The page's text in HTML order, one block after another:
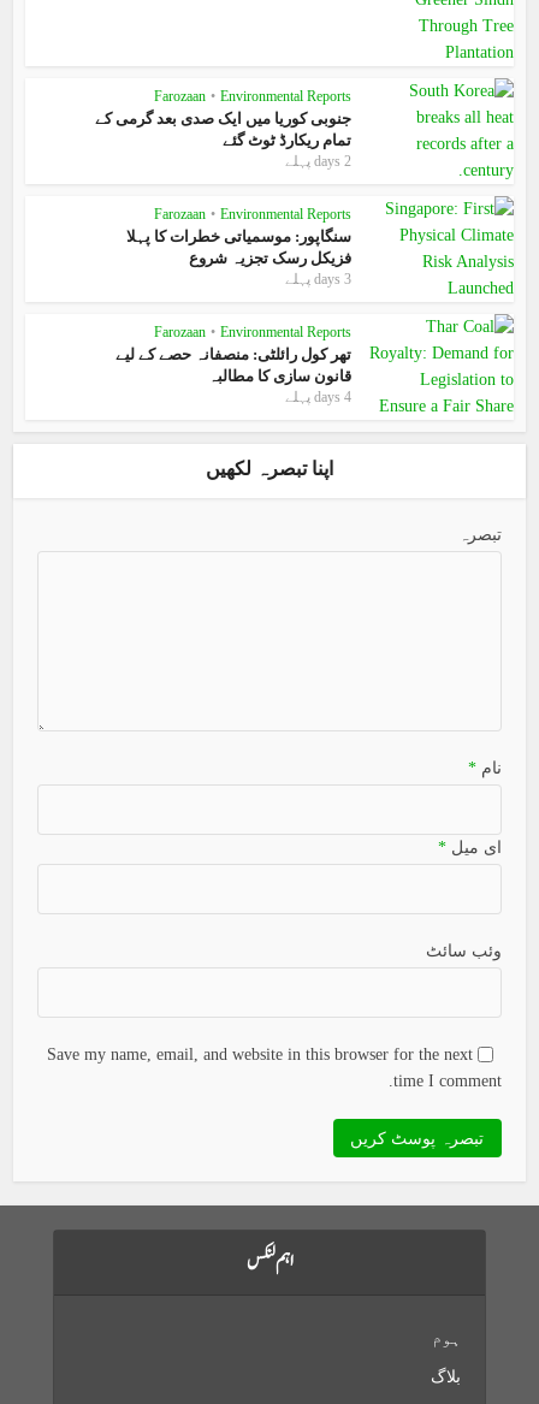
Environmental Reports
•
Farozaan
جنوبی کوریا میں ایک صدی بعد گرمی کے
تمام ریکارڈ ٹوٹ گئے
2 days پہلے
Environmental Reports
•
Farozaan
سنگاپور: موسمیاتی خطرات کا پہلا
فزیکل رسک تجزیہ شروع
3 days پہلے
Environmental Reports
•
Farozaan
تھر کول رائلٹی: منصفانہ حصے کے لیے
قانون سازی کا مطالبہ
4 days پہلے
اپنا تبصرہ لکھیں
تبصرہ
نام*
ای میل*
وئب سائٹ
Save my name, email, and website in this browser for the next
time I comment.
اہم لنکس
ہوم
بلاگ